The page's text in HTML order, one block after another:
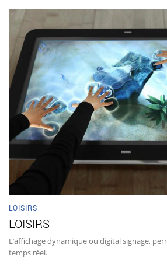
LOISIRS
LOISIRS
L’affichage dynamique ou digital signage,
temps réel.